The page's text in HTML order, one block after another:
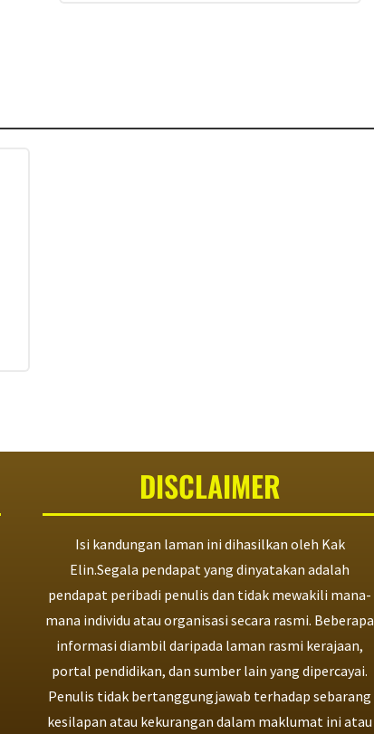
DISCLAIMER
Isi kandungan laman ini dihasilkan oleh Kak
Elin.Segala pendapat yang dinyatakan adalah
pendapat peribadi penulis dan tidak mewakili mana-
mana individu atau organisasi secara rasmi. Beberapa
informasi diambil daripada laman rasmi kerajaan,
portal pendidikan, dan sumber lain yang dipercayai.
Penulis tidak bertanggungjawab terhadap sebarang
kesilapan atau kekurangan dalam maklumat ini atau